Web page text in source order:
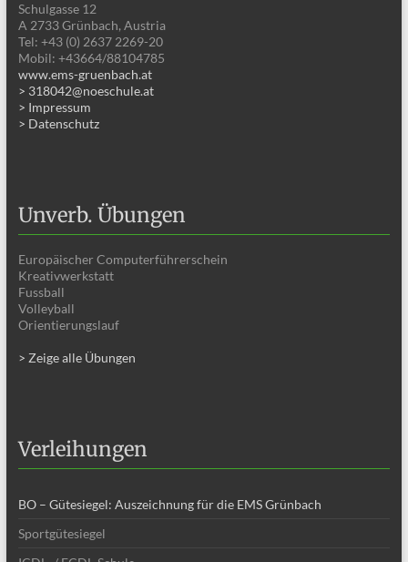
Schulgasse 12
A 2733 Grünbach, Austria
Tel: +43 (0) 2637 2269-20
Mobil: +43664/88104785
www.ems-gruenbach.at
> 318042@noeschule.at
> Impressum
> Datenschutz
Unverb. Übungen
Europäischer Computerführerschein
Kreativwerkstatt
Fussball
Volleyball
Orientierungslauf
> Zeige alle Übungen
Verleihungen
BO – Gütesiegel: Auszeichnung für die EMS Grünbach
Sportgütesiegel